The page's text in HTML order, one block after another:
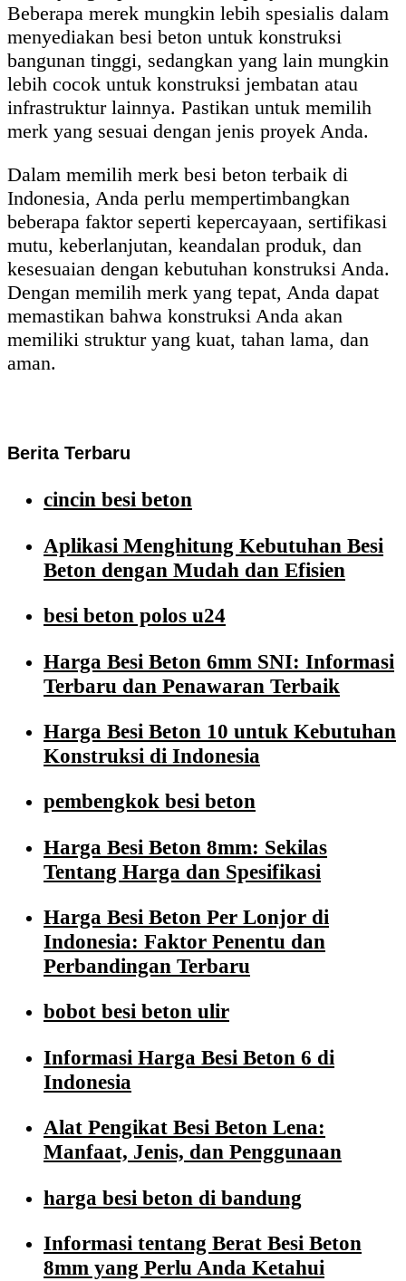
Beberapa merek mungkin lebih spesialis dalam
menyediakan besi beton untuk konstruksi
bangunan tinggi, sedangkan yang lain mungkin
lebih cocok untuk konstruksi jembatan atau
infrastruktur lainnya. Pastikan untuk memilih
merk yang sesuai dengan jenis proyek Anda.
Dalam memilih merk besi beton terbaik di
Indonesia, Anda perlu mempertimbangkan
beberapa faktor seperti kepercayaan, sertifikasi
mutu, keberlanjutan, keandalan produk, dan
kesesuaian dengan kebutuhan konstruksi Anda.
Dengan memilih merk yang tepat, Anda dapat
memastikan bahwa konstruksi Anda akan
memiliki struktur yang kuat, tahan lama, dan
aman.
Berita Terbaru
cincin besi beton
Aplikasi Menghitung Kebutuhan Besi
Beton dengan Mudah dan Efisien
besi beton polos u24
Harga Besi Beton 6mm SNI: Informasi
Terbaru dan Penawaran Terbaik
Harga Besi Beton 10 untuk Kebutuhan
Konstruksi di Indonesia
pembengkok besi beton
Harga Besi Beton 8mm: Sekilas
Tentang Harga dan Spesifikasi
Harga Besi Beton Per Lonjor di
Indonesia: Faktor Penentu dan
Perbandingan Terbaru
bobot besi beton ulir
Informasi Harga Besi Beton 6 di
Indonesia
Alat Pengikat Besi Beton Lena:
Manfaat, Jenis, dan Penggunaan
harga besi beton di bandung
Informasi tentang Berat Besi Beton
8mm yang Perlu Anda Ketahui